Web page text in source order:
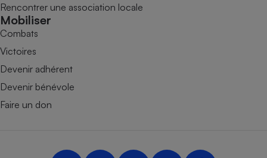
Rencontrer une association locale
Mobiliser
Combats
Victoires
Devenir adhérent
Devenir bénévole
Faire un don